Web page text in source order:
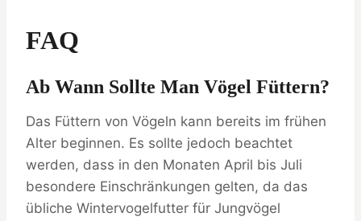
FAQ
Ab Wann Sollte Man Vögel Füttern?
Das Füttern von Vögeln kann bereits im frühen
Alter beginnen. Es sollte jedoch beachtet
werden, dass in den Monaten April bis Juli
besondere Einschränkungen gelten, da das
übliche Wintervogelfutter für Jungvögel